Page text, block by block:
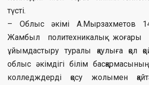
түсті.
– Облыс әкімі А.Мырзахметов
Жамбыл политехникалық жоғары
ұйымдастыру туралы қаулыға қол
облыс әкімдігі білім
колледждерді қосу жолымен